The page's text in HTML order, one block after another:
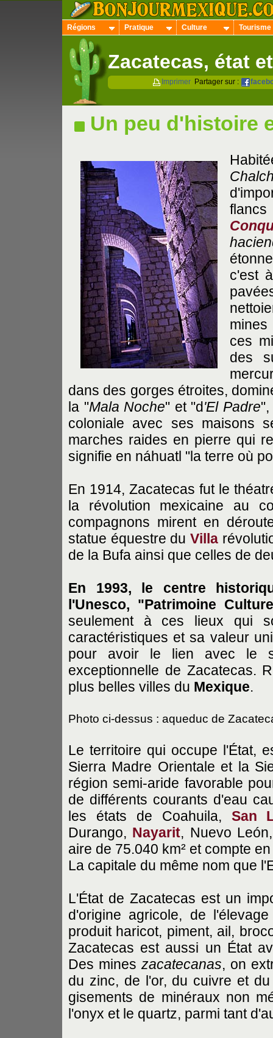
Régions Pratique Culture Tourisme
Zacatecas, état
Imprimer Partager sur :
Un peu d'histoire
c'est
ces
des
dans des gorges étroites,
la "Mala Noche" et "d'El Padre
coloniale avec ses maisons
marches raides en pierre qui
signifie en náhuatl "la terre où
En 1914, Zacatecas fut le
la révolution mexicaine au
compagnons mirent en
statue équestre duVilla
de la Bufa ainsi que celles de
En 1993, le centre
l'Unesco, "Patrimoine
seulement à ces lieux qui
caractéristiques et sa valeur
pour avoir le lien avec le
exceptionnelle de Zacatecas.
plus belles villes du Mexique.
Photo ci-dessus : aqueduc de
Le territoire qui occupe l'État,
Sierra Madre Orientale et la
région semi-aride favorable
de différents courants d'eau
les états de Coahuila, San
Durango, Nayarit, Nuevo
aire de 75.040 km² et compte
La capitale du même nom que
L'État de Zacatecas est un
d'origine agricole, de
produit haricot, piment, ail,
Zacatecas est aussi un État
Des mines zacatecanas, on
du zinc, de l'or, du cuivre et
gisements de minéraux non
l'onyx et le quartz, parmi tant